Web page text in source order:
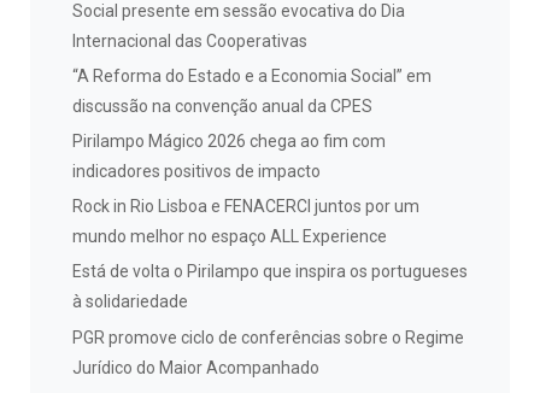
Social presente em sessão evocativa do Dia
Internacional das Cooperativas
“A Reforma do Estado e a Economia Social” em
discussão na convenção anual da CPES
Pirilampo Mágico 2026 chega ao fim com
indicadores positivos de impacto
Rock in Rio Lisboa e FENACERCI juntos por um
mundo melhor no espaço ALL Experience
Está de volta o Pirilampo que inspira os portugueses
à solidariedade
PGR promove ciclo de conferências sobre o Regime
Jurídico do Maior Acompanhado